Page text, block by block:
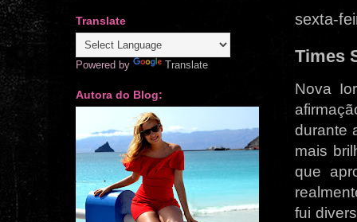
sexta-
Times
Nova
durante
mais
que
fui
Translate
Powered by Translate
Autora do Blog: